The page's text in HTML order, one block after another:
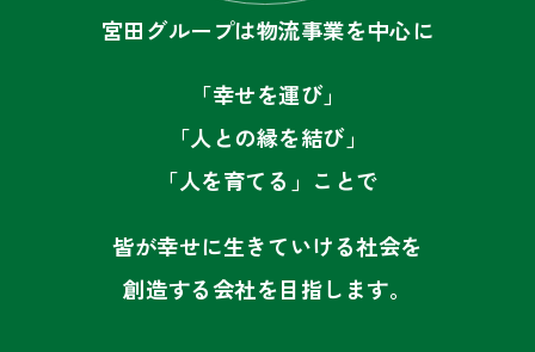
宮田グループは物流事業を中心に
「幸せを運び」
「人との縁を結び」
「人を育てる」ことで
皆が幸せに生きていける社会を
創造する会社を目指します。